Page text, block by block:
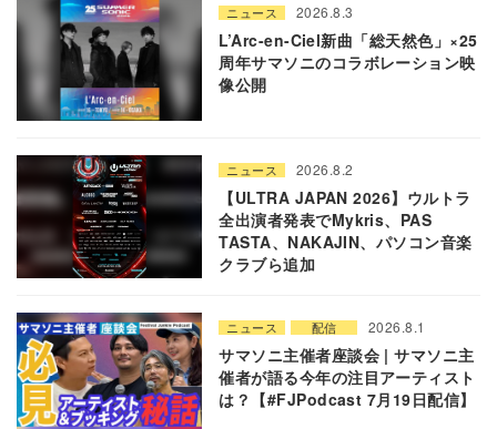
ニュース 2026.8.3
L’Arc-en-Ciel新曲「総天然色」×25
周年サマソニのコラボレーション映
像公開
ニュース 2026.8.2
【ULTRA JAPAN 2026】ウルトラ
全出演者発表でMykris、PAS
TASTA、NAKAJIN、パソコン音楽
クラブら追加
ニュース 配信 2026.8.1
サマソニ主催者座談会 | サマソニ主
催者が語る今年の注目アーティスト
は？【#FJPodcast 7月19日配信】